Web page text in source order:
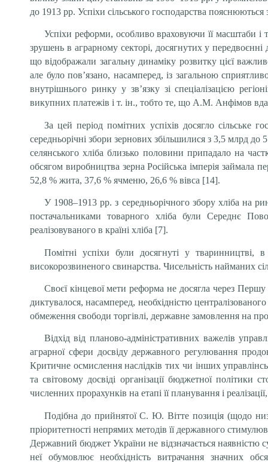
до 1913 рр. Успіхи сільського господарства
Успіхи реформи, особливо враховуючи її масштаби
зрушень в аграрному секторі, досягнутих у передвоєнні
що відображали загальну динаміку розвитку цієї
але було пов’язано, насамперед, із загальною
внутрішнього ринку у зв’язку зі спеціалізацією
викупних платежів і т. ін., тобто те, що А.М. Анфімов
За цей період помітних успіхів досягло сільське
середньорічні збори зернових збільшилися з 3,5 млрд
селянського хліба близько половини припадало на
обсягом виробництва зерна Російська імперія займала
52,8 % жита, 37,6 % ячменю, 26,6 % вівса [14].
У 1908–1913 рр. з середньорічного збору хліба на
постачальниками товарного хліба були Середнє
реалізовуваного в країні хліба [7].
Помітні успіхи були досягнуті у тваринництві,
високорозвиненого свинарства. Чисельність найманих
Своєї кінцевої мети реформа не досягла через
диктувалося, насамперед, необхідністю
обмеження свободи торгівлі, державне замовлення на
Відхід від планово-адміністративних важелів
аграрної сфери досвіду державного регулювання
Критичне осмислення наслідків тих чи інших
та світовому досвіді організації бюджетної
численних прорахунків на етапі її планування і
Подібна до прийнятої С. Ю. Вітте позиція (щодо
пріоритетності непрямих методів її державного
Державний бюджет України не відзначається наявністю
неї обумовлює необхідність витрачання значних